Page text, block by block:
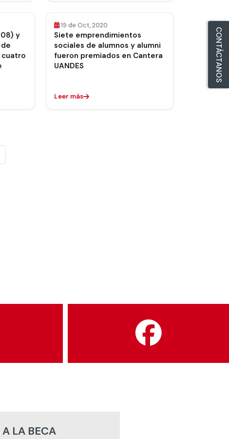
08) y
cuatro
19 de Oct, 2020
Siete emprendimientos
sociales de alumnos y alumni
fueron premiados en Cantera
UANDES
Leer más
LA BECA
CONTÁCTANOS